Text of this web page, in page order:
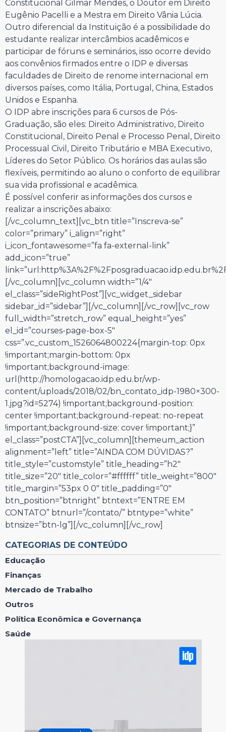
Constitucional Gilmar Mendes, o Doutor em Direito
Eugênio Pacelli e a Mestra em Direito Vânia Lúcia.
Outro diferencial da Instituição é a possibilidade do
estudante realizar intercâmbios acadêmicos e
participar de fóruns e seminários, isso ocorre devido
aos convênios firmados entre o IDP e diversas
faculdades de Direito de renome internacional em
diversos países, como Itália, Portugal, China, Estados
Unidos e Espanha.
O IDP abre inscrições para 6 cursos de Pós-
Graduação, são eles: Direito Administrativo, Direito
Constitucional, Direito Penal e Processo Penal, Direito
Processual Civil, Direito Tributário e MBA Executivo,
Líderes do Setor Público. Os horários das aulas são
flexíveis, permitindo ao aluno o conforto de equilibrar
sua vida profissional e acadêmica.
É possível conferir as informações dos cursos e
realizar a inscrições abaixo:
[/vc_column_text][vc_btn title=”Inscreva-se”
color=”primary” i_align=”right”
i_icon_fontawesome=”fa fa-external-link”
add_icon=”true”
[/vc_column][vc_column width=”1/4″
el_class=”sideRightPost”][vc_widget_sidebar
sidebar_id=”sidebar”][/vc_column][/vc_row][vc_row
full_width=”stretch_row” equal_height=”yes”
el_id=”courses-page-box-5″
css=”.vc_custom_1526064800224{margin-top: 0px
!important;margin-bottom: 0px
!important;background-image:
url(http://homologacao.idp.edu.br/wp-
content/uploads/2018/02/bn_contato_idp-1980×300-
1.jpg?id=5274) !important;background-position:
center !important;background-repeat: no-repeat
!important;background-size: cover !important;}”
el_class=”postCTA”][vc_column][themeum_action
alignment=”left” title=”AINDA COM DÚVIDAS?”
title_style=”customstyle” title_heading=”h2″
title_size=”20″ title_color=”#ffffff” title_weight=”800″
title_margin=”53px 0 0″ title_padding=”0″
btn_position=”btnright” btntext=”ENTRE EM
CONTATO” btnurl=”/contato/” btntype=”white”
btnsize=”btn-lg”][/vc_column][/vc_row]
CATEGORIAS DE CONTEÚDO
Educação
Finanças
Mercado de Trabalho
Outros
Política Econômica e Governança
Saúde